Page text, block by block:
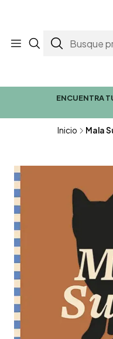
ENCUENTRA
Inicio Mala